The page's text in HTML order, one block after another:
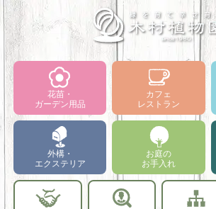
花苗・
ガーデン用品
カフェ
レストラン
外構・
エクステリア
お庭の
お手入れ